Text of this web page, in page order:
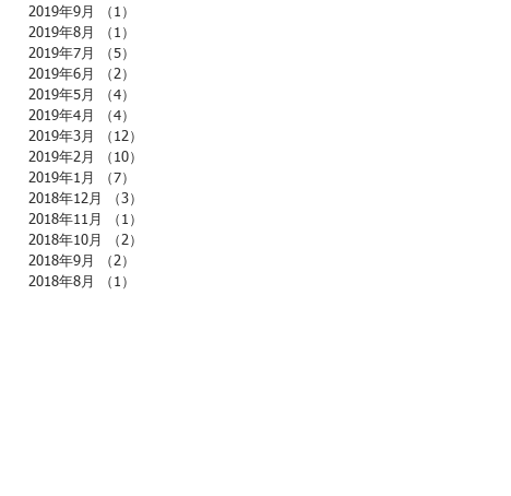
2019年9月
（1）
2019年8月
（1）
2019年7月
（5）
2019年6月
（2）
2019年5月
（4）
2019年4月
（4）
2019年3月
（12）
2019年2月
（10）
2019年1月
（7）
2018年12月
（3）
2018年11月
（1）
2018年10月
（2）
2018年9月
（2）
2018年8月
（1）